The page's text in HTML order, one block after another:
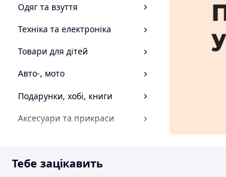
Одяг та взуття
Техніка та електроніка
Товари для дітей
Авто-, мото
Подарунки, хобі, книги
Аксесуари та прикраси
Спорт і відпочинок
Тебе зацікавить